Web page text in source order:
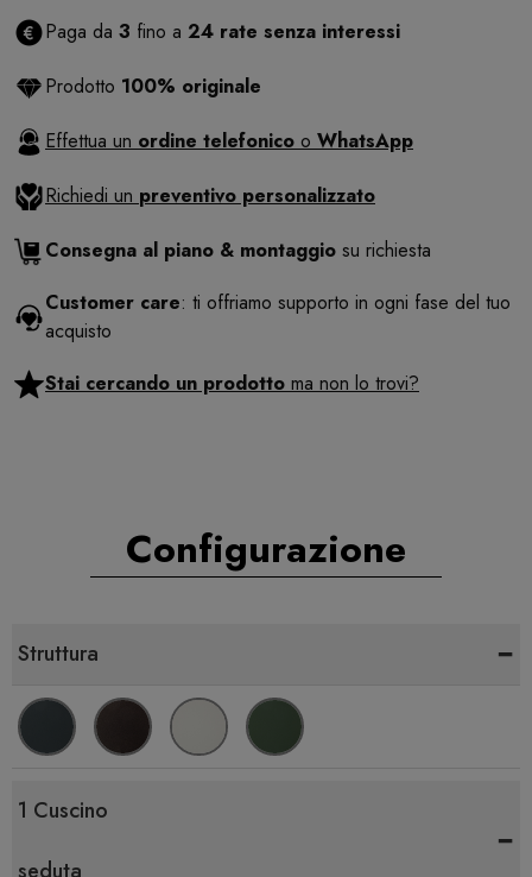
Paga da 3 fino a 24 rate senza interessi
Prodotto 100% originale
Effettua un ordine telefonico o WhatsApp
Richiedi un preventivo personalizzato
Consegna al piano & montaggio su richiesta
Customer care: ti offriamo supporto in ogni fase del tuo
acquisto
Stai cercando un prodotto ma non lo trovi?
Configurazione
Struttura -
1 Cuscino
-